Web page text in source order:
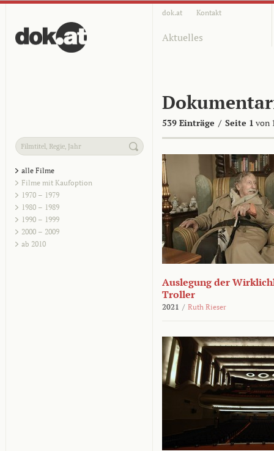
dok.at Kontakt
Aktuelles
539 Einträge / Seite 1 von
alle Filme
Filme mit Kaufoption
1970 – 1979
1980 – 1989
1990 – 1999
2000 – 2009
ab 2010
Auslegung der
Troller
2021 / Ruth Rieser